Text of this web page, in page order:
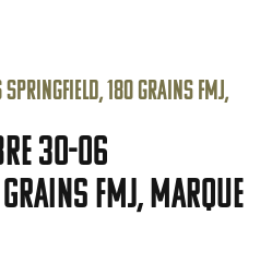
180 grains FMJ,
30-06
FMJ, marque